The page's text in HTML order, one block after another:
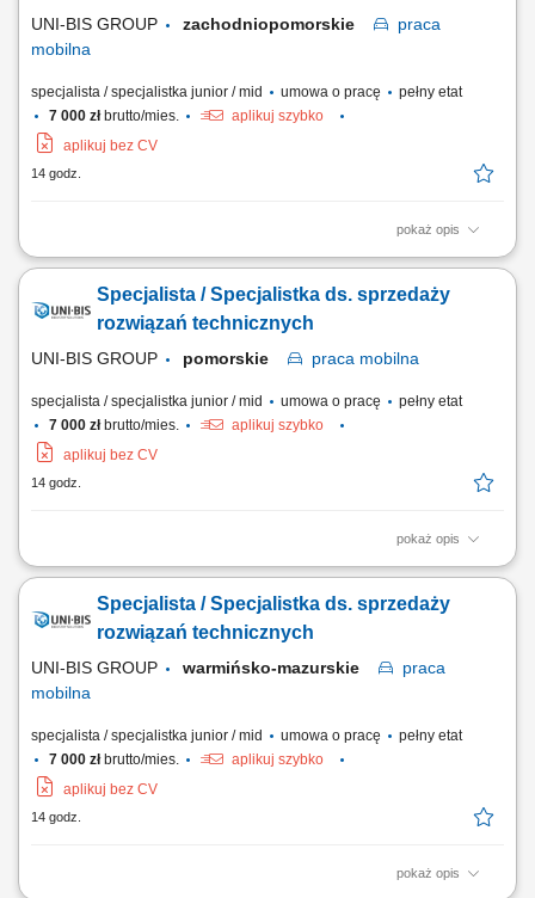
UNI-BIS GROUP zachodniopomorskie
praca
mobilna
specjalista / specjalistka junior / mid umowa o pracę
pełny etat
7 000 złbrutto/mies.
aplikuj szybko
aplikuj bez CV
14 godz.
pokaż opis
Opis stanowiska: rozwijanie sprzedaży poprzez aktywne działania w
klientów oraz proponowanie dopasowanych rozwiązań, prowadzenie
prezentacji i negocjacji handlowych, utrzymywanie trwałych relacji i
Specjalista / Specjalistka ds. sprzedaży
rozwiązań technicznych
UNI-BIS GROUP pomorskie praca mobilna
specjalista / specjalistka junior / mid umowa o pracę
pełny etat
7 000 złbrutto/mies.
aplikuj szybko
aplikuj bez CV
14 godz.
pokaż opis
Opis stanowiska: rozwijanie sprzedaży poprzez aktywne działania w
klientów oraz proponowanie dopasowanych rozwiązań, prowadzenie
prezentacji i negocjacji handlowych, utrzymywanie trwałych relacji i
Specjalista / Specjalistka ds. sprzedaży
rozwiązań technicznych
UNI-BIS GROUP warmińsko-mazurskie
praca
mobilna
specjalista / specjalistka junior / mid umowa o pracę
pełny etat
7 000 złbrutto/mies.
aplikuj szybko
aplikuj bez CV
14 godz.
pokaż opis